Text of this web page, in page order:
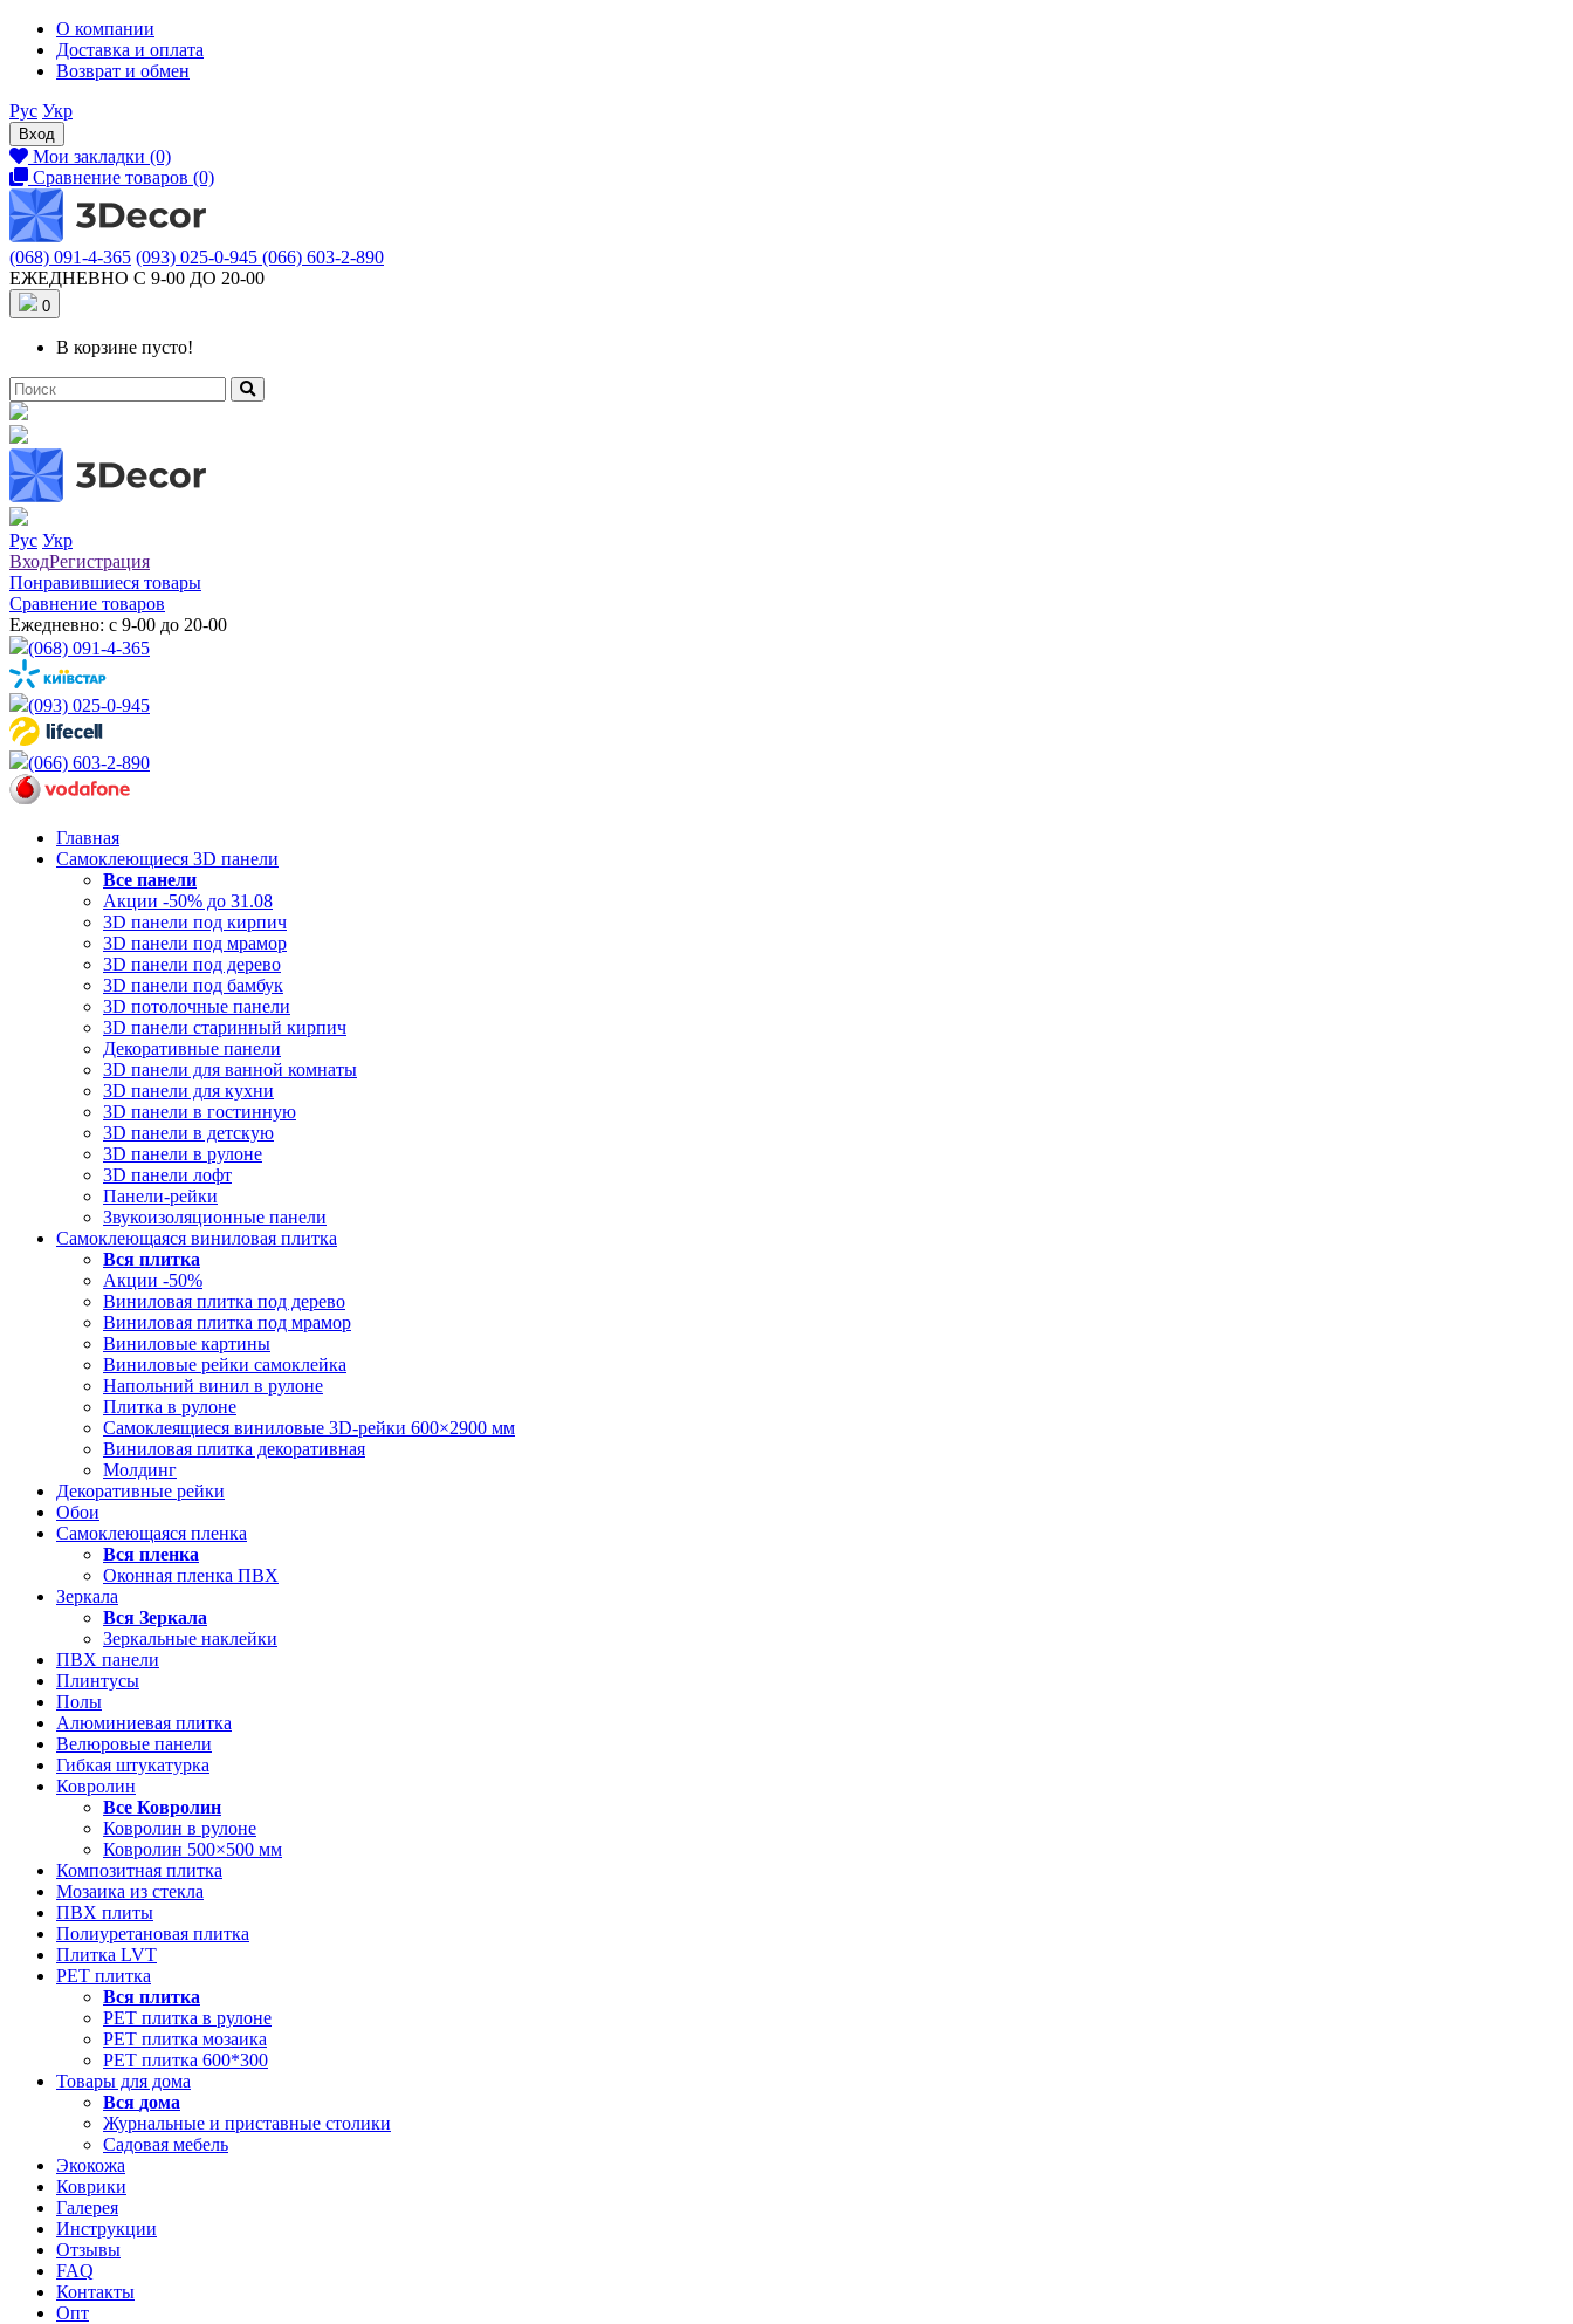
О компании
Доставка и оплата
Возврат и обмен
Рус Укр
Вход
Мои закладки (0)
Сравнение товаров (0)
(068) 091-4-365 (093) 025-0-945 (066) 603-2-890
ЕЖЕДНЕВНО С 9-00 ДО 20-00
0
В корзине пусто!
Рус Укр
ВходРегистрация
Понравившиеся товары
Сравнение товаров
Ежедневно: с 9-00 до 20-00
(068) 091-4-365
(093) 025-0-945
(066) 603-2-890
Главная
Самоклеющиеся 3D панели
Все панели
Акции -50% до 31.08
3D панели под кирпич
3D панели под мрамор
3D панели под дерево
3D панели под бамбук
3D потолочные панели
3D панели старинный кирпич
Декоративные панели
3D панели для ванной комнаты
3D панели для кухни
3D панели в гостинную
3D панели в детскую
3D панели в рулоне
3D панели лофт
Панели-рейки
Звукоизоляционные панели
Самоклеющаяся виниловая плитка
Вся плитка
Акции -50%
Виниловая плитка под дерево
Виниловая плитка под мрамор
Виниловые картины
Виниловые рейки самоклейка
Напольний винил в рулоне
Плитка в рулоне
Самоклеящиеся виниловые 3D‑рейки 600×2900 мм
Виниловая плитка декоративная
Молдинг
Декоративные рейки
Обои
Самоклеющаяся пленка
Вся пленка
Оконная пленка ПВХ
Зеркала
Вся Зеркала
Зеркальные наклейки
ПВХ панели
Плинтусы
Полы
Алюминиевая плитка
Велюровые панели
Гибкая штукатурка
Ковролин
Все Ковролин
Ковролин в рулоне
Ковролин 500×500 мм
Композитная плитка
Мозаика из стекла
ПВХ плиты
Полиуретановая плитка
Плитка LVT
РЕТ плитка
Вся плитка
РЕТ плитка в рулоне
РЕТ плитка мозаика
РЕТ плитка 600*300
Товары для дома
Вся дома
Журнальные и приставные столики
Садовая мебель
Экокожа
Коврики
Галерея
Инструкции
Отзывы
FAQ
Контакты
Опт